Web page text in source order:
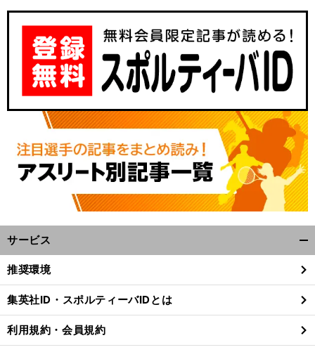
前
へ
サービス
閉
る
推奨環境
集英社ID・スポルティーバIDとは
利用規約・会員規約